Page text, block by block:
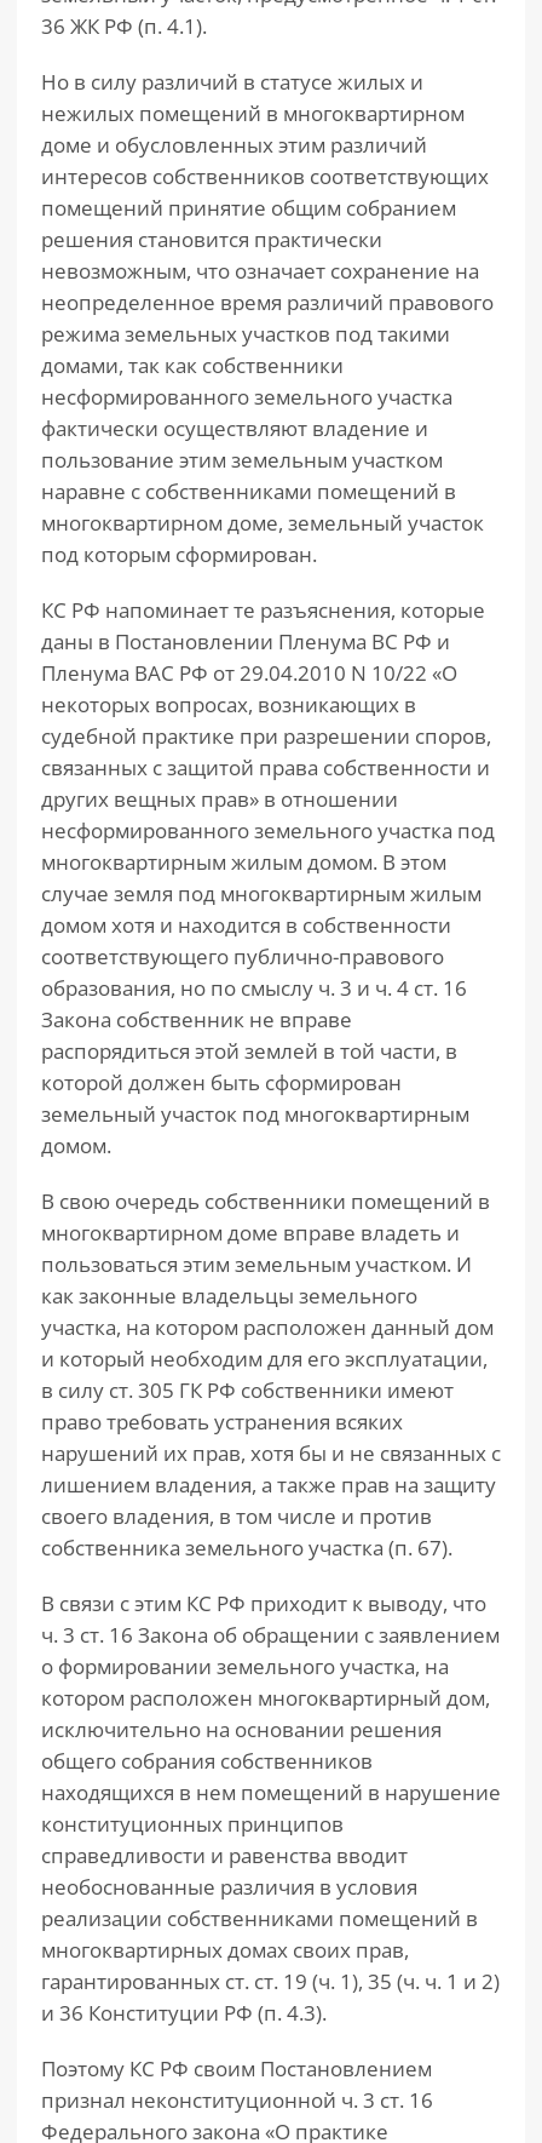
36 ЖК РФ (п. 4.1).
Но в силу различий в статусе жилых и
нежилых помещений в многоквартирном
доме и обусловленных этим различий
интересов собственников соответствующих
помещений принятие общим собранием
решения становится практически
невозможным, что означает сохранение на
неопределенное время различий правового
режима земельных участков под такими
домами, так как собственники
несформированного земельного участка
фактически осуществляют владение и
пользование этим земельным участком
наравне с собственниками помещений в
многоквартирном доме, земельный участок
под которым сформирован.
КС РФ напоминает те разъяснения, которые
даны в Постановлении Пленума ВС РФ и
Пленума ВАС РФ от 29.04.2010 N 10/22 «О
некоторых вопросах, возникающих в
судебной практике при разрешении споров,
связанных с защитой права собственности и
других вещных прав» в отношении
несформированного земельного участка под
многоквартирным жилым домом. В этом
случае земля под многоквартирным жилым
домом хотя и находится в собственности
соответствующего публично-правового
образования, но по смыслу ч. 3 и ч. 4 ст. 16
Закона собственник не вправе
распорядиться этой землей в той части, в
которой должен быть сформирован
земельный участок под многоквартирным
домом.
В свою очередь собственники помещений в
многоквартирном доме вправе владеть и
пользоваться этим земельным участком. И
как законные владельцы земельного
участка, на котором расположен данный дом
и который необходим для его эксплуатации,
в силу ст. 305 ГК РФ собственники имеют
право требовать устранения всяких
нарушений их прав, хотя бы и не связанных с
лишением владения, а также прав на защиту
своего владения, в том числе и против
собственника земельного участка (п. 67).
В связи с этим КС РФ приходит к выводу, что
ч. 3 ст. 16 Закона об обращении с заявлением
о формировании земельного участка, на
котором расположен многоквартирный дом,
исключительно на основании решения
общего собрания собственников
находящихся в нем помещений в нарушение
конституционных принципов
справедливости и равенства вводит
необоснованные различия в условия
реализации собственниками помещений в
многоквартирных домах своих прав,
гарантированных ст. ст. 19 (ч. 1), 35 (ч. ч. 1 и 2)
и 36 Конституции РФ (п. 4.3).
Поэтому КС РФ своим Постановлением
признал неконституционной ч. 3 ст. 16
Федерального закона «О практике